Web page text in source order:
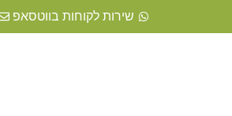
שירות לקוחות בווטסאפ